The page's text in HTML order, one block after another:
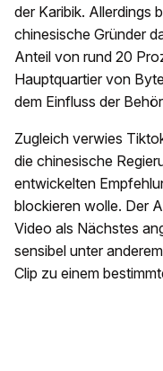
der Karibik. Allerdings
chinesische Gründer
Anteil von rund 20
Hauptquartier von
dem Einfluss der
Zugleich verwies
die chinesische
entwickelten
blockieren wolle. Der
Video als Nächstes
sensibel unter
Clip zu einem